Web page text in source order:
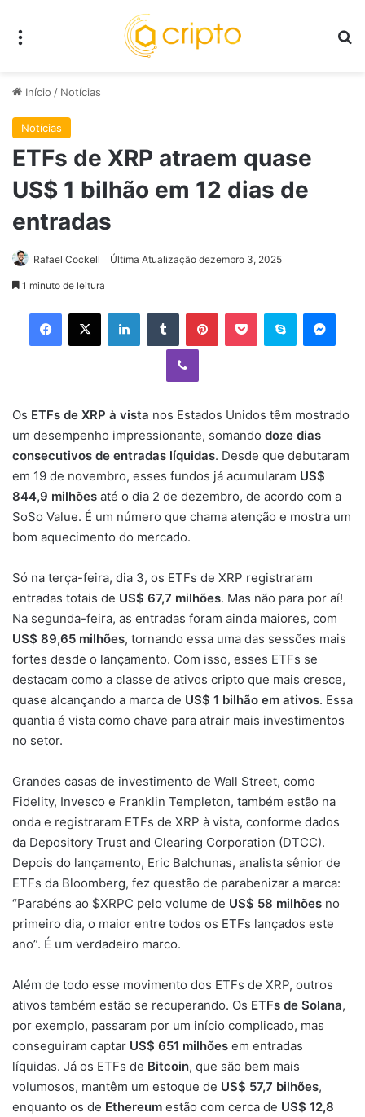
Início / Notícias
Notícias
ETFs de XRP atraem quase
US$ 1 bilhão em 12 dias de
entradas
Rafael Cockell Última Atualização dezembro 3, 2025
1 minuto de leitura
Facebook
X LinkedinTumblr PinterestPocket Skype
Viber
Os ETFs de XRP à vista nos Estados Unidos têm mostrado
um desempenho impressionante, somando doze dias
consecutivos de entradas líquidas. Desde que debutaram
em 19 de novembro, esses fundos já acumularam US$
844,9 milhões até o dia 2 de dezembro, de acordo com a
SoSo Value. É um número que chama atenção e mostra um
bom aquecimento do mercado.
Só na terça-feira, dia 3, os ETFs de XRP registraram
entradas totais de US$ 67,7 milhões. Mas não para por aí!
Na segunda-feira, as entradas foram ainda maiores, com
US$ 89,65 milhões, tornando essa uma das sessões mais
fortes desde o lançamento. Com isso, esses ETFs se
destacam como a classe de ativos cripto que mais cresce,
quase alcançando a marca de US$ 1 bilhão em ativos. Essa
quantia é vista como chave para atrair mais investimentos
no setor.
Grandes casas de investimento de Wall Street, como
Fidelity, Invesco e Franklin Templeton, também estão na
onda e registraram ETFs de XRP à vista, conforme dados
da Depository Trust and Clearing Corporation (DTCC).
Depois do lançamento, Eric Balchunas, analista sênior de
ETFs da Bloomberg, fez questão de parabenizar a marca:
“Parabéns ao $XRPC pelo volume de US$ 58 milhões no
primeiro dia, o maior entre todos os ETFs lançados este
ano”. É um verdadeiro marco.
Além de todo esse movimento dos ETFs de XRP, outros
ativos também estão se recuperando. Os ETFs de Solana,
por exemplo, passaram por um início complicado, mas
conseguiram captar US$ 651 milhões em entradas
líquidas. Já os ETFs de Bitcoin, que são bem mais
volumosos, mantêm um estoque de US$ 57,7 bilhões,
enquanto os de Ethereum estão com cerca de US$ 12,8